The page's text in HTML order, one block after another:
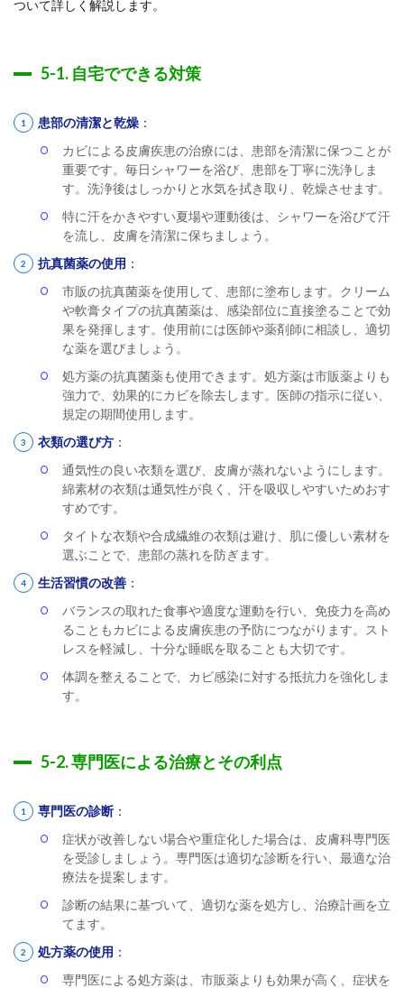
ついて詳しく解説します。
5-1. 自宅でできる対策
患部の清潔と乾燥 ：
カビによる皮膚疾患の治療には、患部を清潔に保つことが
重要です。毎日シャワーを浴び、患部を丁寧に洗浄しま
す。洗浄後はしっかりと水気を拭き取り、乾燥させます。
特に汗をかきやすい夏場や運動後は、シャワーを浴びて汗
を流し、皮膚を清潔に保ちましょう。
抗真菌薬の使用 ：
市販の抗真菌薬を使用して、患部に塗布します。クリーム
や軟膏タイプの抗真菌薬は、感染部位に直接塗ることで効
果を発揮します。使用前には医師や薬剤師に相談し、適切
な薬を選びましょう。
処方薬の抗真菌薬も使用できます。処方薬は市販薬よりも
強力で、効果的にカビを除去します。医師の指示に従い、
規定の期間使用します。
衣類の選び方 ：
通気性の良い衣類を選び、皮膚が蒸れないようにします。
綿素材の衣類は通気性が良く、汗を吸収しやすいためおす
すめです。
タイトな衣類や合成繊維の衣類は避け、肌に優しい素材を
選ぶことで、患部の蒸れを防ぎます。
生活習慣の改善 ：
バランスの取れた食事や適度な運動を行い、免疫力を高め
ることもカビによる皮膚疾患の予防につながります。スト
レスを軽減し、十分な睡眠を取ることも大切です。
体調を整えることで、カビ感染に対する抵抗力を強化しま
す。
5-2. 専門医による治療とその利点
専門医の診断 ：
症状が改善しない場合や重症化した場合は、皮膚科専門医
を受診しましょう。専門医は適切な診断を行い、最適な治
療法を提案します。
診断の結果に基づいて、適切な薬を処方し、治療計画を立
てます。
処方薬の使用 ：
専門医による処方薬は、市販薬よりも効果が高く、症状を